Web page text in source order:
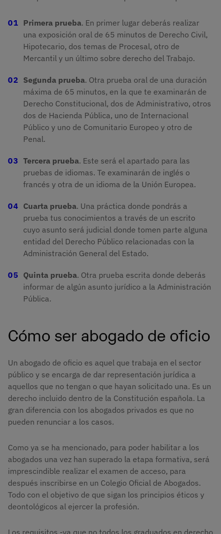
Primera prueba. En primer lugar deberás realizar
una exposición oral de 65 minutos de Derecho Civil,
Hipotecario, dos temas de Procesal, otro de
Mercantil y un último sobre derecho del Trabajo.
Segunda prueba. Otra prueba oral de una duración
máxima de 65 minutos, en la que te examinarán de
Derecho Constitucional, dos de Administrativo, otros
dos de Hacienda Pública, uno de Internacional
Público y uno de Comunitario Europeo y otro de
Penal.
Tercera prueba. Este será el apartado para las
pruebas de idiomas. Te examinarán de inglés o
francés y otra de un idioma de la Unión Europea.
Cuarta prueba. Una práctica donde pondrás a
prueba tus conocimientos a través de un escrito
cuyo asunto será judicial donde tomen parte alguna
entidad del Derecho Público relacionadas con la
Administración General del Estado.
Quinta prueba. Otra prueba escrita donde deberás
informar de algún asunto jurídico a la Administración
Pública.
Cómo ser abogado de oficio
Un abogado de oficio es aquel que trabaja en el sector
público y se encarga de dar representación jurídica a
aquellos que no tengan o que hayan solicitado una. Es un
derecho incluido dentro de la Constitución española. La
gran diferencia con los abogados privados es que no
pueden renunciar a los casos.
Como ya se ha mencionado, para poder habilitar a los
abogados una vez han superado la etapa formativa, será
imprescindible realizar el examen de acceso, para
después inscribirse en un Colegio Oficial de Abogados.
Todo con el objetivo de que sigan los principios éticos y
deontológicos al ejercer la profesión.
Los requisitos -ya que no todos los graduados en derecho